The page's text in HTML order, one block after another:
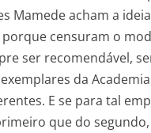
Mamede acham a
censuram o
ser recomendável,
da
E se para tal
que do